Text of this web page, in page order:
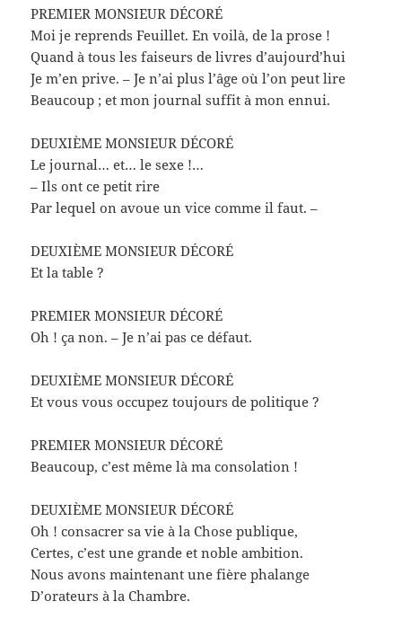
PREMIER MONSIEUR DÉCORÉ
Moi je reprends Feuillet. En voilà, de la prose !
Quand à tous les faiseurs de livres d’aujourd’hui
Je m’en prive. – Je n’ai plus l’âge où l’on peut lire
Beaucoup ; et mon journal suffit à mon ennui.
DEUXIÈME MONSIEUR DÉCORÉ
Le journal… et… le sexe !…
– Ils ont ce petit rire
Par lequel on avoue un vice comme il faut. –
DEUXIÈME MONSIEUR DÉCORÉ
Et la table ?
PREMIER MONSIEUR DÉCORÉ
Oh ! ça non. – Je n’ai pas ce défaut.
DEUXIÈME MONSIEUR DÉCORÉ
Et vous vous occupez toujours de politique ?
PREMIER MONSIEUR DÉCORÉ
Beaucoup, c’est même là ma consolation !
DEUXIÈME MONSIEUR DÉCORÉ
Oh ! consacrer sa vie à la Chose publique,
Certes, c’est une grande et noble ambition.
Nous avons maintenant une fière phalange
D’orateurs à la Chambre.